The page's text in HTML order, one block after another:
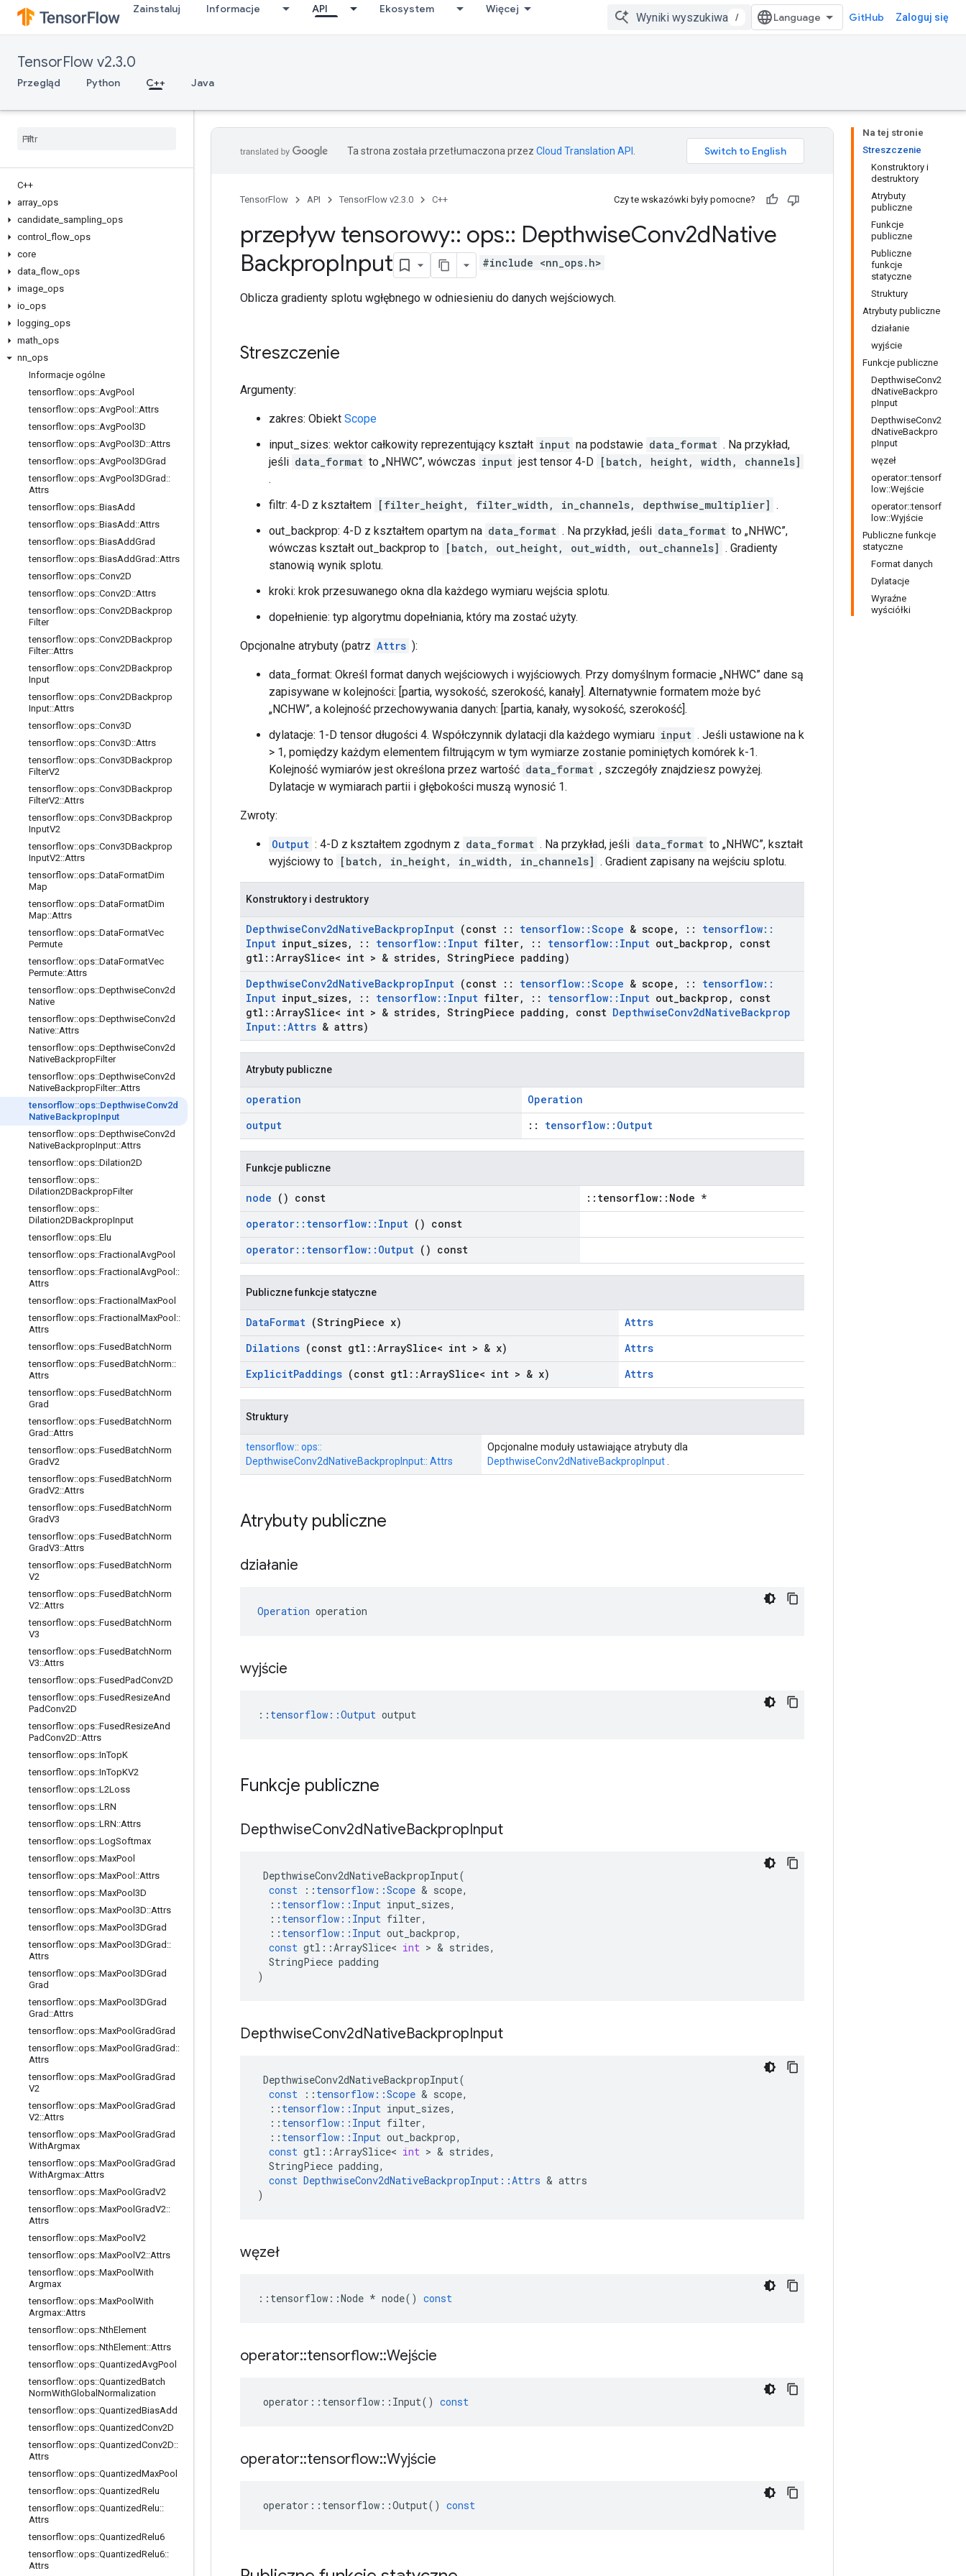
Zainstaluj Informacje API Ekosystem Więcej
/ GitHub Zaloguj się
TensorFlow v2.3.0
Przegląd Python C++ Java
C++
array ops
candidate sampling ops
control
flow ops
core
data flow ops
image ops
io ops
logging ops
math ops
nn ops
Informacje ogólne
tensorflow::ops::AvgPool
tensorflow::ops::AvgPool ::Attrs
tensorflow::ops::AvgPool3D
tensorflow::ops::AvgPool3D::Attrs
tensorflow::ops::AvgPool3DGrad
tensorflow::ops::AvgPool3DGrad ::
Attrs
tensorflow::ops::BiasAdd
tensorflow::ops::BiasAdd ::Attrs
tensorflow::ops::BiasAddGrad
tensorflow::ops::BiasAddGrad ::Attrs
tensorflow::ops::Conv2D
tensorflow::ops::Conv2D::Attrs
tensorflow::ops::Conv2DBackprop
Filter
tensorflow::ops::Conv2DBackprop
Filter::Attrs
tensorflow::ops::Conv2DBackprop
Input
tensorflow::ops::Conv2DBackprop
Input::Attrs
tensorflow::ops::Conv3D
tensorflow::ops::Conv3D::Attrs
tensorflow::ops::Conv3DBackprop
FilterV2
tensorflow::ops::Conv3DBackprop
FilterV2::Attrs
tensorflow::ops::Conv3DBackprop
InputV2
tensorflow::ops::Conv3DBackprop
InputV2::Attrs
tensorflow::ops::DataFormatDim
Map
tensorflow::ops::DataFormatDim
Map::Attrs
tensorflow::ops::DataFormatVec
Permute
tensorflow::ops::DataFormatVec
Permute::Attrs
tensorflow::ops::DepthwiseConv2d
Native
tensorflow::ops::DepthwiseConv2d
Native::Attrs
tensorflow::ops::DepthwiseConv2d
NativeBackpropFilter
tensorflow::ops::DepthwiseConv2d
NativeBackpropFilter::Attrs
tensorflow::ops::DepthwiseConv2d
NativeBackpropInput
tensorflow::ops::DepthwiseConv2d
NativeBackpropInput::Attrs
tensorflow::ops::Dilation2D
tensorflow::ops::
Dilation2DBackpropFilter
tensorflow::ops::
Dilation2DBackpropInput
tensorflow::ops::Elu
tensorflow::ops::Fractional AvgPool
tensorflow::ops::Fractional AvgPool ::
Attrs
tensorflow::ops::Fractional MaxPool
tensorflow::ops::Fractional MaxPool ::
Attrs
tensorflow::ops::FusedBatchNorm
tensorflow::ops::FusedBatchNorm::
Attrs
tensorflow::ops::FusedBatchNorm
Grad
tensorflow::ops::FusedBatchNorm
Grad ::Attrs
tensorflow::ops::FusedBatchNorm
GradV2
tensorflow::ops::FusedBatchNorm
GradV2::Attrs
tensorflow::ops::FusedBatchNorm
GradV3
tensorflow::ops::FusedBatchNorm
GradV3::Attrs
tensorflow::ops::FusedBatchNorm
V2
tensorflow::ops::FusedBatchNorm
V2::Attrs
tensorflow::ops::FusedBatchNorm
V3
tensorflow::ops::FusedBatchNorm
V3::Attrs
tensorflow::ops::FusedPadConv2D
tensorflow::ops::FusedResizeAnd
PadConv2D
tensorflow::ops::FusedResizeAnd
PadConv2D::Attrs
tensorflow::ops::InTopK
tensorflow::ops::InTopKV2
tensorflow::ops::L2Loss
tensorflow::ops::LRN
tensorflow::ops::LRN::Attrs
tensorflow::ops::LogSoftmax
tensorflow::ops::MaxPool
tensorflow::ops::MaxPool ::Attrs
tensorflow::ops::MaxPool3D
tensorflow::ops::MaxPool3D::Attrs
tensorflow::ops::MaxPool3DGrad
tensorflow::ops::MaxPool3DGrad ::
Attrs
tensorflow::ops::MaxPool3DGrad
Grad
tensorflow::ops::MaxPool3DGrad
Grad ::Attrs
tensorflow::ops::MaxPool GradGrad
tensorflow::ops::MaxPool GradGrad ::
Attrs
tensorflow::ops::MaxPool GradGrad
V2
tensorflow::ops::MaxPool GradGrad
V2::Attrs
tensorflow::ops::MaxPool GradGrad
WithArgmax
tensorflow::ops::MaxPool GradGrad
WithArgmax::Attrs
tensorflow::ops::MaxPool GradV2
tensorflow::ops::MaxPool GradV2::
Attrs
tensorflow::ops::MaxPool V2
tensorflow::ops::MaxPool V2::Attrs
tensorflow::ops::MaxPool With
Argmax
tensorflow::ops::MaxPool With
Argmax::Attrs
tensorflow::ops::NthElement
tensorflow::ops::NthElement::Attrs
tensorflow::ops::QuantizedAvgPool
tensorflow::ops::QuantizedBatch
NormWithGlobal Normalization
tensorflow::ops::QuantizedBiasAdd
tensorflow::ops::QuantizedConv2D
tensorflow::ops::QuantizedConv2D::
Attrs
tensorflow::ops::QuantizedMaxPool
tensorflow::ops::QuantizedRelu
tensorflow::ops::QuantizedRelu::
Attrs
tensorflow::ops::QuantizedRelu6
tensorflow::ops::QuantizedRelu6::
Attrs
Na tej stronie
Streszczenie
Konstruktory i
destruktory
Atrybuty
publiczne
Funkcje
publiczne
Publiczne
funkcje
statyczne
Struktury
Atrybuty publiczne
działanie
wyjście
Funkcje publiczne
DepthwiseConv2
dNativeBackpro
pInput
DepthwiseConv2
dNativeBackpro
pInput
węzeł
operator::tensorf
low::Wejście
operator::tensorf
low::Wyjście
Publiczne funkcje
statyczne
Format danych
Dylatacje
Wyraźne
wyściółki
Ta strona została przetłumaczona przez Cloud Translation API
TensorFlow API TensorFlow v2.3.0 C++ Czy te wskazówki były pomocne?
przepływ tensorowy:: ops:: DepthwiseConv2dNative
BackpropInput #include <nn_ops.h>
Oblicza gradienty splotu wgłębnego w odniesieniu do danych wejściowych.
Streszczenie
Argumenty:
zakres: Obiekt Scope
input_sizes: wektor całkowity reprezentujący kształt input na podstawie data_format . Na przykład,
jeśli data_format to „NHWC”, wówczas input jest tensor 4-D [batch, height, width, channels]
.
filtr: 4-D z kształtem [filter_height, filter_width, in_channels, depthwise_multiplier] .
out_backprop: 4-D z kształtem opartym na data_format . Na przykład, jeśli data_format to „NHWC”,
wówczas kształt out_backprop to [batch, out_height, out_width, out_channels] . Gradienty
stanowią wynik splotu.
kroki: krok przesuwanego okna dla każdego wymiaru wejścia splotu.
dopełnienie: typ algorytmu dopełniania, który ma zostać użyty.
Opcjonalne atrybuty (patrz Attrs ):
data_format: Określ format danych wejściowych i wyjściowych. Przy domyślnym formacie „NHWC” dane są
zapisywane w kolejności: [partia, wysokość, szerokość, kanały]. Alternatywnie formatem może być
„NCHW”, a kolejność przechowywania danych: [partia, kanały, wysokość, szerokość].
dylatacje: 1-D tensor długości 4. Współczynnik dylatacji dla każdego wymiaru input . Jeśli ustawione na k
> 1, pomiędzy każdym elementem filtrującym w tym wymiarze zostanie pominiętych komórek k-1.
Kolejność wymiarów jest określona przez wartość data_format , szczegóły znajdziesz powyżej.
Dylatacje w wymiarach partii i głębokości muszą wynosić 1.
Zwroty:
Output : 4-D z kształtem zgodnym z data_format . Na przykład, jeśli data_format to „NHWC”, kształt
wyjściowy to [batch, in_height, in_width, in_channels] . Gradient zapisany na wejściu splotu.
Konstruktory i destruktory
DepthwiseConv2dNativeBackpropInput (const :: tensorflow::Scope & scope , :: tensorflow::
Input input sizes, :: tensorflow:: Input filter, :: tensorflow:: Input out backprop ,
const
gtl ::ArraySlice< int > & strides, StringPiece padding)
DepthwiseConv2dNativeBackpropInput (const :: tensorflow::Scope & scope , :: tensorflow::
Input input sizes, :: tensorflow:: Input filter, :: tensorflow:: Input out backprop ,
const
gtl ::ArraySlice< int > & strides, StringPiece padding , const DepthwiseConv2dNativeBackprop
Input::Attrs & attrs)
Atrybuty publiczne
operation
Operation
output
:: tensorflow::Output
Funkcje publiczne
node () const
::tensorflow::Node *
operator:: tensorflow:: Input () const
operator:: tensorflow:: Output () const
Publiczne funkcje statyczne
DataFormat (StringPiece x)
Attrs
Dilations (const gtl ::ArraySlice< int > & x)
Attrs
ExplicitPaddings (const gtl ::ArraySlice< int > & x) Attrs
Struktury
tensorflow:: ops::
DepthwiseConv2dNativeBackpropInput:: Attrs
Opcjonalne moduły ustawiające atrybuty dla
DepthwiseConv2dNativeBackpropInput
Atrybuty publiczne
działanie
Operation operation
wyjście
:: tensorflow::Output output
Funkcje publiczne
DepthwiseConv2dNativeBackpropInput
DepthwiseConv2dNativeBackpropInput(
const
:: tensorflow ::Scope & scope,
:: tensorflow :: Input input_sizes,
:: tensorflow :: Input filter,
:: tensorflow :: Input out_backprop,
const gtl ::ArraySlice< int > & strides,
StringPiece padding
)
DepthwiseConv2dNativeBackpropInput
DepthwiseConv2dNativeBackpropInput(
const
:: tensorflow ::Scope & scope,
:: tensorflow :: Input input_sizes,
:: tensorflow :: Input filter,
:: tensorflow :: Input out_backprop,
const gtl ::ArraySlice< int > & strides,
StringPiece padding,
const DepthwiseConv2dNativeBackpropInput ::Attrs & attrs
)
węzeł
:: tensorflow ::Node * node() const
operator::tensorflow::Wejście
operator :: tensorflow :: Input() const
operator::tensorflow::Wyjście
operator :: tensorflow ::Output() const